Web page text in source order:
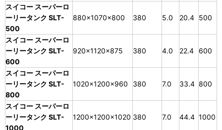
スイコー スーパーロ
ーリータンク SLT-
500
880×1070×800 380 5.0 20.4 500
スイコー スーパーロ
ーリータンク SLT-
600
920×1120×875 380 4.0 22.4 600
スイコー スーパーロ
ーリータンク SLT-
800
1020×1200×960 380 7.0 33.4 800
スイコー スーパーロ
ーリータンク SLT-
1000
1200×1200×1020 380 7.0 44.4 1000